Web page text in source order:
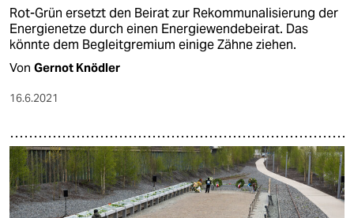
Rot-Grün ersetzt den Beirat zur Rekommunalisierung der
Energienetze durch einen Energiewendebeirat. Das
könnte dem Begleitgremium einige Zähne ziehen.
Von Gernot Knödler
16.6.2021